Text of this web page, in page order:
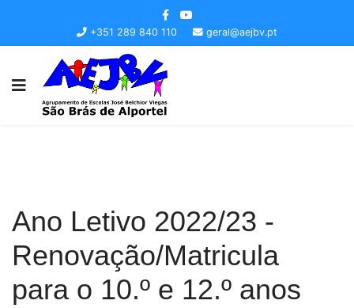
+351 289 840 110 geral@aejbv.pt
Ano Letivo 2022/23 -
Renovação/Matricula
para o 10.º e 12.º anos